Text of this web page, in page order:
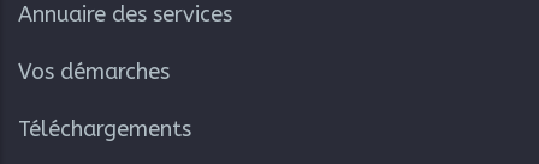
Annuaire des services
Vos démarches
Téléchargements